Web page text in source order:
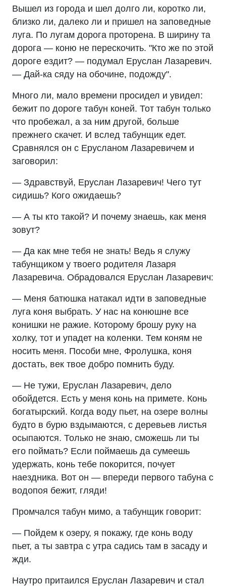
Вышел из города и шел долго ли, коротко ли,
близко ли, далеко ли и пришел на заповедные
луга. По лугам дорога проторена. В ширину та
дорога — коню не перескочить. "Кто же по этой
дороге ездит? — подумал Еруслан Лазаревич.
— Дай-ка сяду на обочине, подожду".
Много ли, мало времени просидел и увидел:
бежит по дороге табун коней. Тот табун только
что пробежал, а за ним другой, больше
прежнего скачет. И вслед табунщик едет.
Сравнялся он с Ерусланом Лазаревичем и
заговорил:
— Здравствуй, Еруслан Лазаревич! Чего тут
сидишь? Кого ожидаешь?
— А ты кто такой? И почему знаешь, как меня
зовут?
— Да как мне тебя не знать! Ведь я служу
табунщиком у твоего родителя Лазаря
Лазаревича. Обрадовался Еруслан Лазаревич:
— Меня батюшка натакал идти в заповедные
луга коня выбрать. У нас на конюшне все
конишки не ражие. Которому брошу руку на
холку, тот и упадет на коленки. Тем коням не
носить меня. Пособи мне, Фролушка, коня
достать, век твое добро помнить буду.
— Не тужи, Еруслан Лазаревич, дело
обойдется. Есть у меня конь на примете. Конь
богатырский. Когда воду пьет, на озере волны
будто в бурю вздымаются, с деревьев листья
осыпаются. Только не знаю, сможешь ли ты
его поймать? Если поймаешь да сумеешь
удержать, конь тебе покорится, почует
наездника. Вот он — впереди первого табуна с
водопоя бежит, гляди!
Промчался табун мимо, а табунщик говорит:
— Пойдем к озеру, я покажу, где конь воду
пьет, а ты завтра с утра садись там в засаду и
жди.
Наутро притаился Еруслан Лазаревич и стал